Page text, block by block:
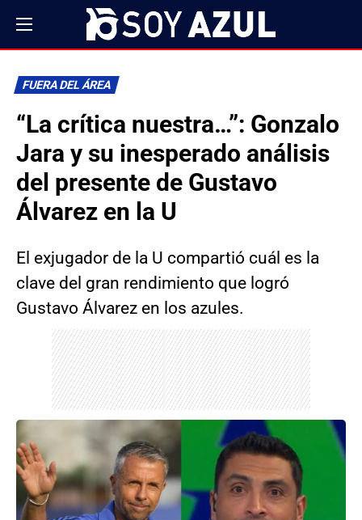
FUERA DEL ÁREA
“La crítica nuestra…”: Gonzalo
Jara y su inesperado análisis
del presente de Gustavo
Álvarez en la U
El exjugador de la U compartió cuál es la
clave del gran rendimiento que logró
Gustavo Álvarez en los azules.